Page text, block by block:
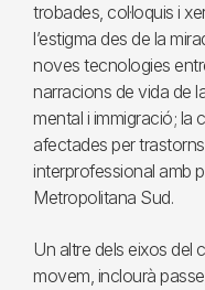
trobades, col·loquis i
l’estigma des de la
noves tecnologies
narracions de vida de
mental i immigració; la
afectades per
interprofessional amb
Metropolitana Sud.
Un altre dels eixos del
movem, inclourà